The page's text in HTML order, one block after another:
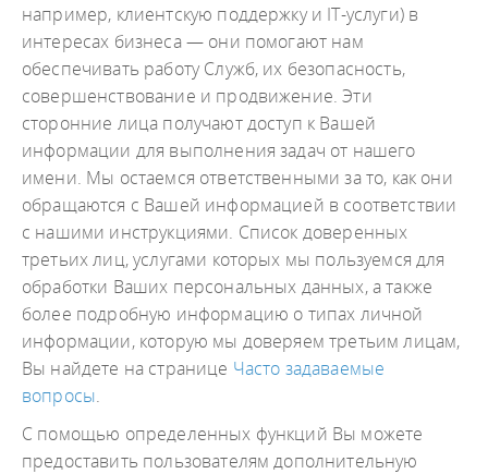
например, клиентскую поддержку и IT-услуги) в
интересах бизнеса — они помогают нам
обеспечивать работу Служб, их безопасность,
совершенствование и продвижение. Эти
сторонние лица получают доступ к Вашей
информации для выполнения задач от нашего
имени. Мы остаемся ответственными за то, как они
обращаются с Вашей информацией в соответствии
с нашими инструкциями. Список доверенных
третьих лиц, услугами которых мы пользуемся для
обработки Ваших персональных данных, а также
более подробную информацию о типах личной
информации, которую мы доверяем третьим лицам,
Вы найдете на странице Часто задаваемые
вопросы.
С помощью определенных функций Вы можете
предоставить пользователям дополнительную